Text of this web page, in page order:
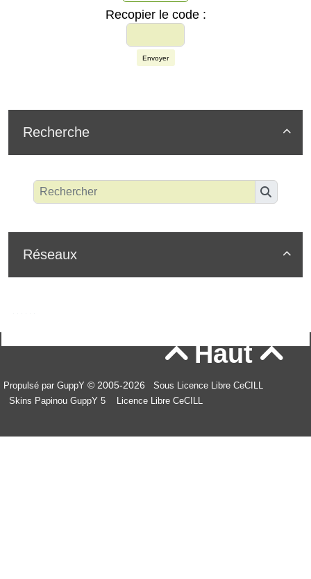
Recopier le code :
Envoyer

Recherche

Réseaux
Haut
Propulsé par GuppY © 2005-2026
Sous Licence Libre CeCILL
Skins Papinou GuppY 5
Licence Libre CeCILL